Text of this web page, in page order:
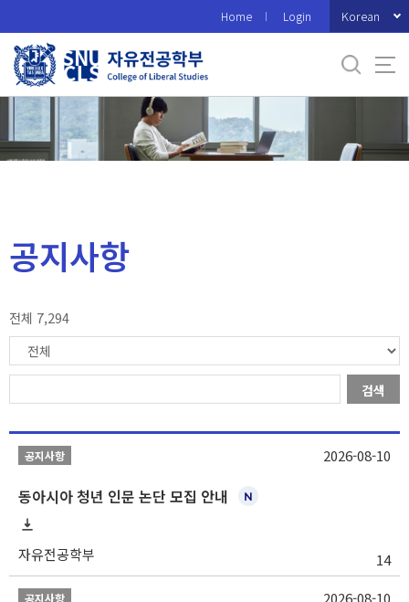
로
메
Home Login Korean
공지사항
전체 7,294
검색
공지사항
동아시아 청년 인문 논단 모집 안내
자유전공학부 14
2026-08-10
공지사항 2026-08-10